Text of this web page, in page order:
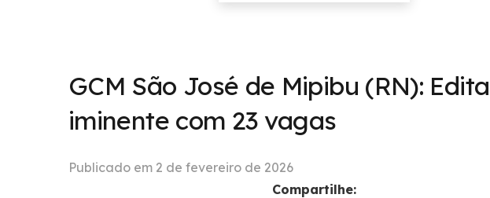
GCM São José de Mipibu (RN):
iminente com 23 vagas
Publicado em 2 de fevereiro de 2026
Compartilhe: